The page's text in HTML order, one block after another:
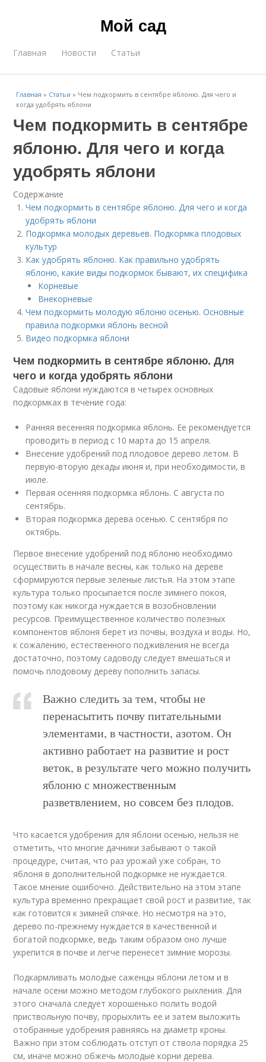
Мой сад
Главная Новости Статьи
Главная » Статьи » Чем подкормить в сентябре яблоню. Для чего и
когда удобрять яблони
Чем подкормить в сентябре
яблоню. Для чего и когда
удобрять яблони
Содержание
Чем подкормить в сентябре яблоню. Для чего и когда
удобрять яблони
Подкормка молодых деревьев. Подкормка плодовых
культур
Как удобрять яблоню. Как правильно удобрять
яблоню, какие виды подкормок бывают, их специфика
Корневые
Внекорневые
Чем подкормить молодую яблоню осенью. Основные
правила подкормки яблонь весной
Видео подкормка яблони
Чем подкормить в сентябре яблоню. Для
чего и когда удобрять яблони
Садовые яблони нуждаются в четырех основных
подкормках в течение года:
Ранняя весенняя подкормка яблонь. Ее рекомендуется
проводить в период с 10 марта до 15 апреля.
Внесение удобрений под плодовое дерево летом. В
первую-вторую декады июня и, при необходимости, в
июле.
Первая осенняя подкормка яблонь. С августа по
сентябрь.
Вторая подкормка дерева осенью. С сентября по
октябрь.
Первое внесение удобрений под яблоню необходимо
осуществить в начале весны, как только на дереве
сформируются первые зеленые листья. На этом этапе
культура только просыпается после зимнего покоя,
поэтому как никогда нуждается в возобновлении
ресурсов. Преимущественное количество полезных
компонентов яблоня берет из почвы, воздуха и воды. Но,
к сожалению, естественного подживления не всегда
достаточно, поэтому садоводу следует вмешаться и
помочь плодовому дереву пополнить запасы.
Важно следить за тем, чтобы не
перенасытить почву питательными
элементами, в частности, азотом. Он
активно работает на развитие и рост
веток, в результате чего можно получить
яблоню с множественным
разветвлением, но совсем без плодов.
Что касается удобрения для яблони осенью, нельзя не
отметить, что многие дачники забывают о такой
процедуре, считая, что раз урожай уже собран, то
яблоня в дополнительной подкормке не нуждается.
Такое мнение ошибочно. Действительно на этом этапе
культура временно прекращает свой рост и развитие, так
как готовится к зимней спячке. Но несмотря на это,
дерево по-прежнему нуждается в качественной и
богатой подкормке, ведь таким образом оно лучше
укрепится в почве и легче перенесет зимние морозы.
Подкармливать молодые саженцы яблони летом и в
начале осени можно методом глубокого рыхления. Для
этого сначала следует хорошенько полить водой
приствольную почву, прорыхлить ее и затем выложить
отобранные удобрения равняясь на диаметр кроны.
Важно при этом соблюдать отступ от ствола порядка 25
см, иначе можно обжечь молодые корни дерева.